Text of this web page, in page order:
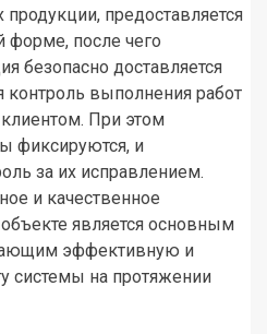
продукции, предоставляется
форме, после чего
безопасно доставляется
контроль выполнения работ
При этом
фиксируются, и
за их исправлением.
и качественное
является основным
эффективную и
системы на протяжении